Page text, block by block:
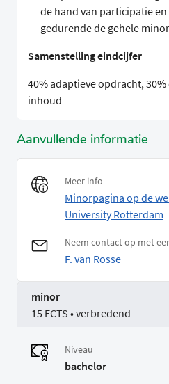
de hand van participatie
gedurende de gehele
Samenstelling eindcijfer
40% adaptieve opdracht,
inhoud
Aanvullende informatie
Meer info
Minorpagina op de
University Rotterdam
Neem contact op met
F. van Rosse
minor
15 ECTS • verbredend
Niveau
bachelor